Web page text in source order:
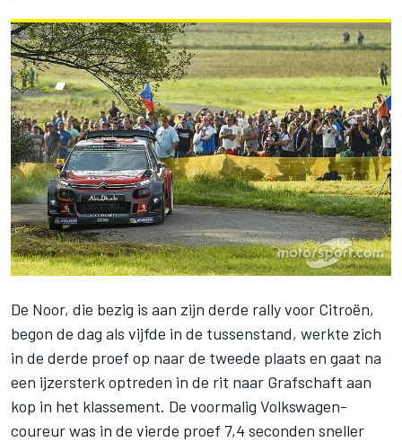
De Noor, die bezig is aan zijn derde rally voor Citroën,
begon de dag als vijfde in de tussenstand, werkte zich
in de derde proef op naar de tweede plaats en gaat na
een ijzersterk optreden in de rit naar Grafschaft aan
kop in het klassement. De voormalig Volkswagen-
coureur was in de vierde proef 7,4 seconden sneller